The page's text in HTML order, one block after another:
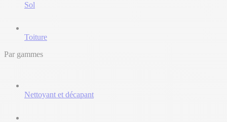
Sol
Toiture
Par gammes
Nettoyant et décapant